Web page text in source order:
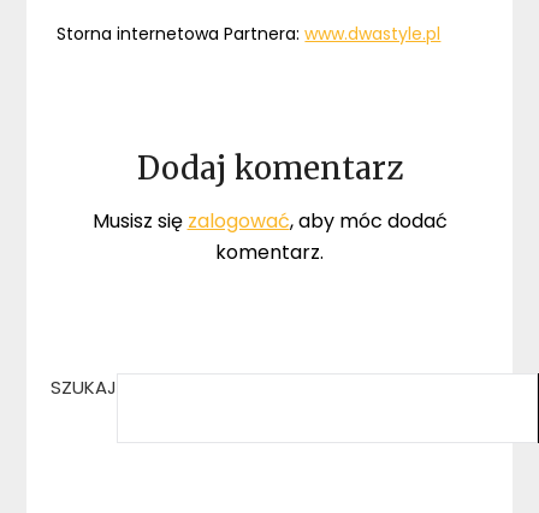
Storna internetowa Partnera:www.dwastyle.pl
Dodaj komentarz
Musisz się zalogować, aby móc dodać
komentarz.
SZUKAJ